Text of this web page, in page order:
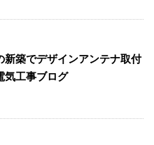
新築でデザインアンテナ取付
気工事ブログ